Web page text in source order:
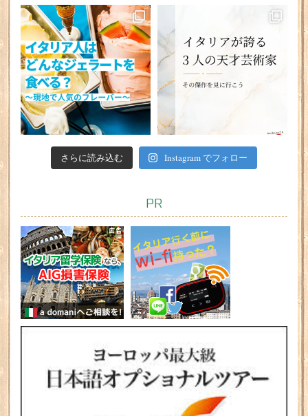
さらに読み込む Instagram でフォロー
PR